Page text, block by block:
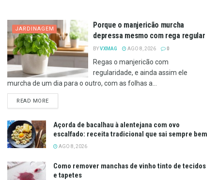
JARDINAGEM
Porque o manjericão murcha
depressa mesmo com rega regular
BYVXMAG AGO 8, 2026 0
Regas o manjericão com
regularidade, e ainda assim ele
murcha de um dia para o outro, com as folhas a...
READ MOREDETAILS
Açorda de bacalhau à alentejana com ovo
escalfado: receita tradicional que sai sempre bem
AGO 8, 2026
Como remover manchas de vinho tinto de tecidos
e tapetes